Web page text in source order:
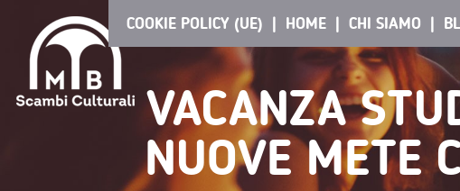
CHI SIAMO
HOME
COOKIE POLICY (UE)
VACANZA
NUOVE METE